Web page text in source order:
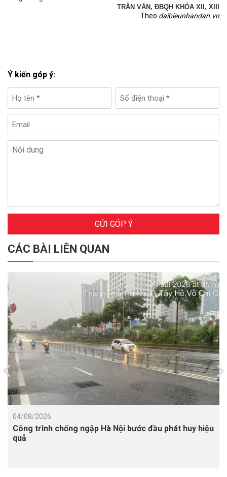
TRẦN VĂN, ĐBQH KHÓA XII, XIII
Theo daibieunhandan.vn
Ý kiến góp ý:
GỬI GÓP Ý
CÁC BÀI LIÊN QUAN
04/08/2026
Công trình chống ngập Hà Nội bước đầu phát huy hiệu
quả